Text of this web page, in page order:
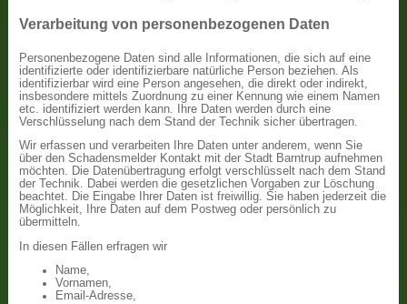
Verarbeitung von personenbezogenen Daten
Personenbezogene Daten sind alle Informationen, die sich auf eine
identifizierte oder identifizierbare natürliche Person beziehen. Als
identifizierbar wird eine Person angesehen, die direkt oder indirekt,
insbesondere mittels Zuordnung zu einer Kennung wie einem Namen
etc. identifiziert werden kann. Ihre Daten werden durch eine
Verschlüsselung nach dem Stand der Technik sicher übertragen.
Wir erfassen und verarbeiten Ihre Daten unter anderem, wenn Sie
über den Schadensmelder Kontakt mit der Stadt Barntrup aufnehmen
möchten. Die Datenübertragung erfolgt verschlüsselt nach dem Stand
der Technik. Dabei werden die gesetzlichen Vorgaben zur Löschung
beachtet. Die Eingabe Ihrer Daten ist freiwillig. Sie haben jederzeit die
Möglichkeit, Ihre Daten auf dem Postweg oder persönlich zu
übermitteln.
In diesen Fällen erfragen wir
Name,
Vornamen,
Email-Adresse,